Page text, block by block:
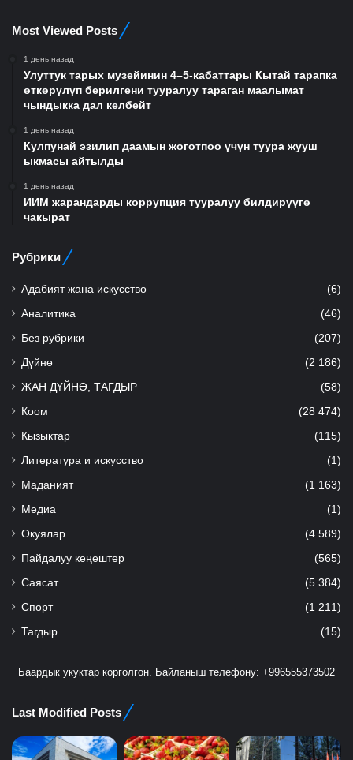
Most Viewed Posts
1 день назад
Улуттук тарых музейинин 4–5-кабаттары Кытай тарапка
өткөрүлүп берилгени тууралуу тараган маалымат
чындыкка дал келбейт
1 день назад
Кулпунай эзилип даамын жоготпоо үчүн туура жууш
ыкмасы айтылды
1 день назад
ИИМ жарандарды коррупция тууралуу билдирүүгө
чакырат
Рубрики
Адабият жана искусство (6)
Аналитика (46)
Без рубрики (207)
Дүйнө (2 186)
ЖАН ДҮЙНӨ, ТАГДЫР (58)
Коом (28 474)
Кызыктар (115)
Литература и искусство (1)
Маданият (1 163)
Медиа (1)
Окуялар (4 589)
Пайдалуу кеңештер (565)
Саясат (5 384)
Спорт (1 211)
Тагдыр (15)
Баардык укуктар корголгон. Байланыш телефону: +996555373502
Last Modified Posts